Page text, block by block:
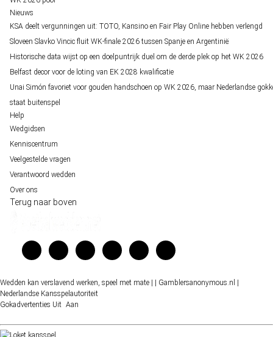
Nieuws
KSA deelt vergunningen uit: TOTO, Kansino en Fair Play Online hebben verlengd
Sloveen Slavko Vincic fluit WK-finale 2026 tussen Spanje en Argentinië
Historische data wijst op een doelpuntrijk duel om de derde plek op het WK 2026
Belfast decor voor de loting van EK 2028 kwalificatie
Unai Simón favoriet voor gouden handschoen op WK 2026, maar Nederlandse
staat buitenspel
Help
Wedgidsen
Kenniscentrum
Veelgestelde vragen
Verantwoord wedden
Over ons
Terug naar boven
Wedden kan verslavend werken, speel met mate | | Gamblersanonymous.nl
Nederlandse Kansspelautoriteit
Gokadvertenties Uit Aan